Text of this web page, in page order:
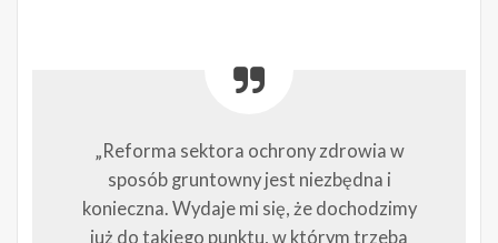
„Reforma sektora ochrony zdrowia w
sposób gruntowny jest niezbędna i
konieczna. Wydaje mi się, że dochodzimy
już do takiego punktu, w którym trzeba